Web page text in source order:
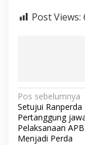
Post Views:
Navigasi
pos
Pos sebelumnya
Setujui Ranperda
Pertanggung
Pelaksanaan
Menjadi Perda